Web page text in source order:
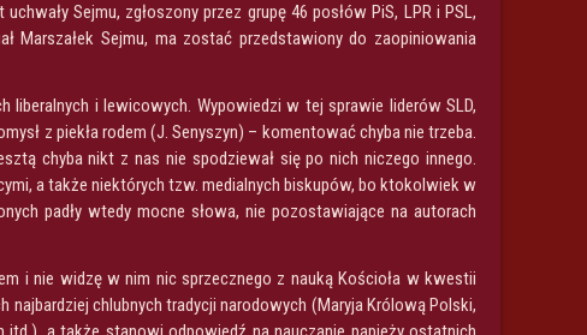
Sejmu, zgłoszony przez grupę 46 posłów PiS, LPR i PSL,
Marszałek Sejmu, ma zostać przedstawiony do zaopiniowania
liberalnych i lewicowych. Wypowiedzi w tej sprawie liderów SLD,
z piekła rodem (J. Senyszyn) – komentować chyba nie trzeba.
chyba nikt z nas nie spodziewał się po nich niczego innego.
a także niektórych tzw. medialnych biskupów, bo ktokolwiek w
padły wtedy mocne słowa, nie pozostawiające na autorach
i nie widzę w nim nic sprzecznego z nauką Kościoła w kwestii
chlubnych tradycji narodowych (Maryja Królową Polski,